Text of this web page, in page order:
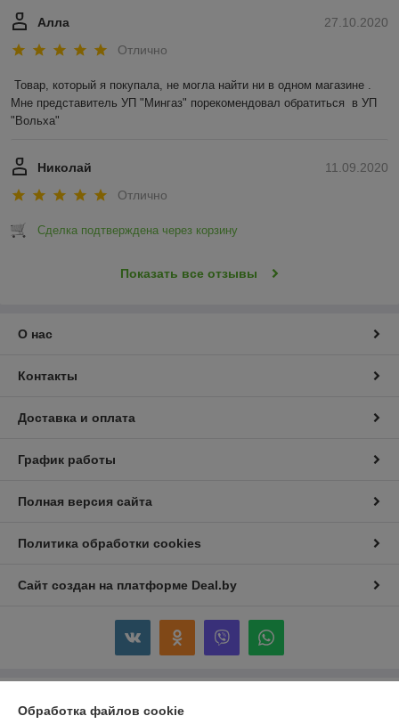
27.10.2020
Алла
Отлично
Товар, который я покупала, не могла найти ни в одном магазине .
Мне представитель УП "Мингаз" порекомендовал обратиться  в УП
"Вольха"
11.09.2020
Николай
Отлично
Сделка подтверждена через корзину
Показать все отзывы
О нас
Контакты
Доставка и оплата
График работы
Полная версия сайта
Политика обработки cookies
Сайт создан на платформе Deal.by
Информация для покупателя
Обработка файлов cookie